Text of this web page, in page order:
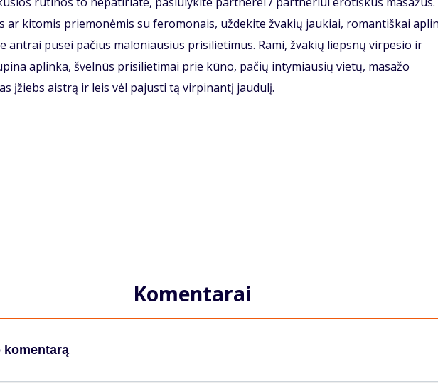
ar kitomis priemonėmis su feromonais, uždekite žvakių jaukiai, romantiškai
antrai pusei pačius maloniausius prisilietimus. Rami, žvakių liepsnų virpesio ir
aplinka, švelnūs prisilietimai prie kūno, pačių intymiausių vietų, masažo
įžiebs aistrą ir leis vėl pajusti tą virpinantį jaudulį.
Komentarai
komentarą